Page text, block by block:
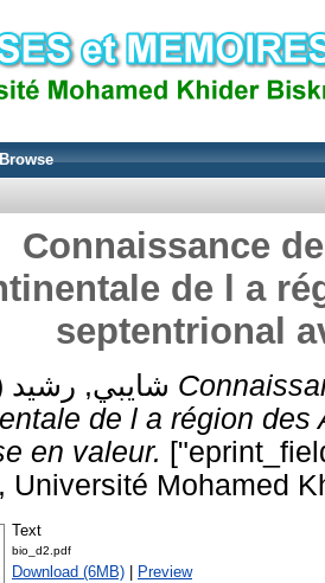
Browse
Connaissance
de l a
septentrional
شايبي, رشيد
de l a région des
en valeur.
Université Mohamed
Text
bio_d2.pdf
Download (6MB) | Preview